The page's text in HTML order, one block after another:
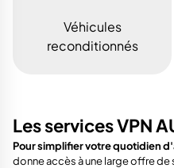
Véhicules
reconditionnés
Les services VPN
Pour simplifier votre quotidien
donne accès à une large offre